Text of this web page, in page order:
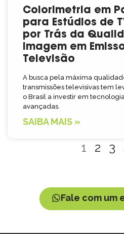
Colorimetria em
para Estúdios de
por Trás da
Imagem em
Televisão
A busca pela máxima
transmissões televisivas tem
o Brasil a investir em
avançadas.
SAIBA MAIS »
1 2 3
Fale com um